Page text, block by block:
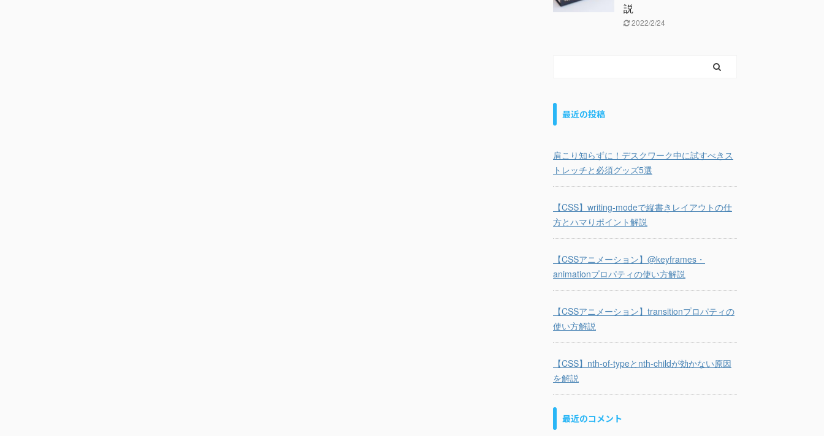
説
2022/2/24
最近の投稿
肩こり知らずに！デスクワーク中に試すべきス
トレッチと必須グッズ5選
【CSS】writing-modeで縦書きレイアウトの仕
方とハマりポイント解説
【CSSアニメーション】@keyframes・
animationプロパティの使い方解説
【CSSアニメーション】transitionプロパティの
使い方解説
【CSS】nth-of-typeとnth-childが効かない原因
を解説
最近のコメント